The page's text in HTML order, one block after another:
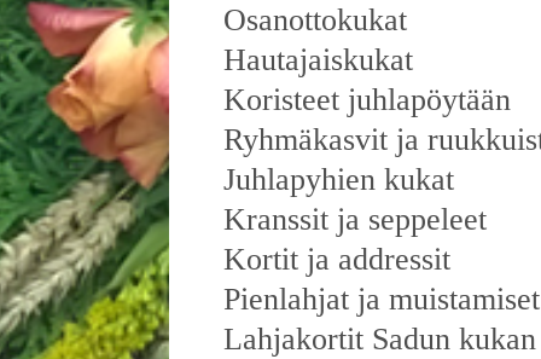
Osanottokukat
Hautajaiskukat
Koristeet juhlapöytään
Ryhmäkasvit ja
Juhlapyhien kukat
Kranssit ja seppeleet
Kortit ja addressit
Pienlahjat ja muistamiset
Lahjakortit Sadun